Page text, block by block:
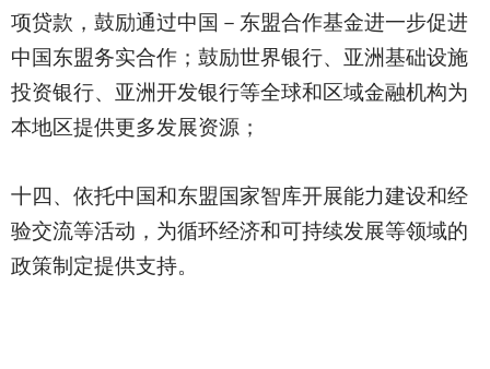
项贷款，鼓励通过中国－东盟合作基金进一步促进
中国东盟务实合作；鼓励世界银行、亚洲基础设施
投资银行、亚洲开发银行等全球和区域金融机构为
本地区提供更多发展资源；
十四、依托中国和东盟国家智库开展能力建设和经
验交流等活动，为循环经济和可持续发展等领域的
政策制定提供支持。